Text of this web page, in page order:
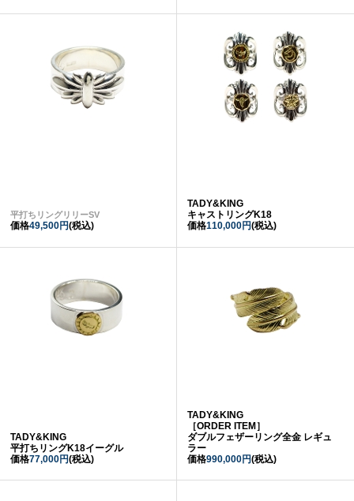
平打ちリングリリーSV
価格49,500円(税込)
TADY&KING
キャストリングK18
価格110,000円(税込)
TADY&KING
平打ちリングK18イーグル
価格77,000円(税込)
TADY&KING
［ORDER ITEM］
ダブルフェザーリング全金 レギュ
ラー
価格990,000円(税込)